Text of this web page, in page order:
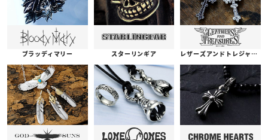
ブラッディマリー スターリンギア レザーズアンドトレジャーズ